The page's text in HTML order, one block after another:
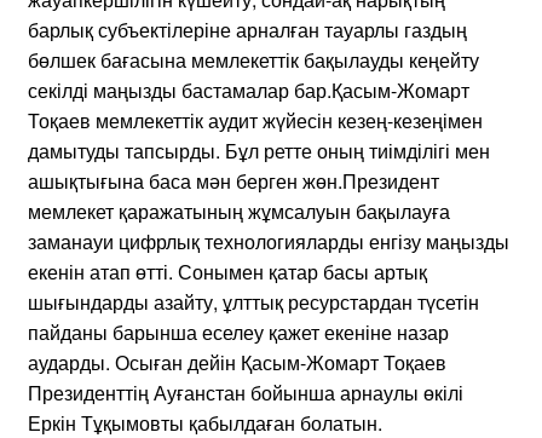
барлық субъектілеріне арналған тауарлы газдың
бөлшек бағасына мемлекеттік бақылауды кеңейту
секілді маңызды бастамалар бар.Қасым-Жомарт
Тоқаев мемлекеттік аудит жүйесін кезең-кезеңімен
дамытуды тапсырды. Бұл ретте оның тиімділігі мен
ашықтығына баса мән берген жөн.Президент
мемлекет қаражатының жұмсалуын бақылауға
заманауи цифрлық технологияларды енгізу маңызды
екенін атап өтті. Сонымен қатар басы артық
шығындарды азайту, ұлттық ресурстардан түсетін
пайданы барынша еселеу қажет екеніне назар
аударды. Осыған дейін Қасым-Жомарт Тоқаев
Президенттің Ауғанстан бойынша арнаулы өкілі
Еркін Тұқымовты қабылдаған болатын.